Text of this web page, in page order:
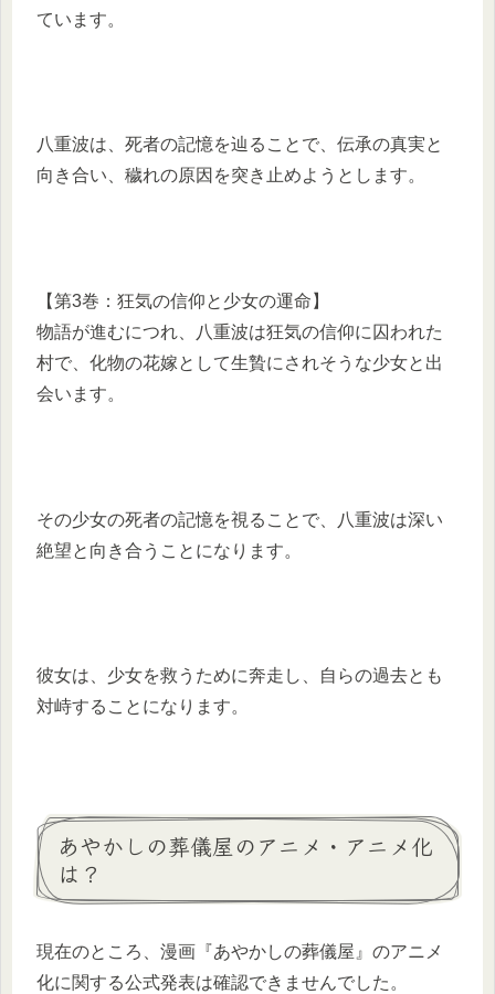
ています。
八重波は、死者の記憶を辿ることで、伝承の真実と
向き合い、穢れの原因を突き止めようとします。
【第3巻：狂気の信仰と少女の運命】
物語が進むにつれ、八重波は狂気の信仰に囚われた
村で、化物の花嫁として生贄にされそうな少女と出
会います。
その少女の死者の記憶を視ることで、八重波は深い
絶望と向き合うことになります。
彼女は、少女を救うために奔走し、自らの過去とも
対峙することになります。
あやかしの葬儀屋のアニメ・アニメ化
は？
現在のところ、漫画『あやかしの葬儀屋』のアニメ
化に関する公式発表は確認できませんでした。